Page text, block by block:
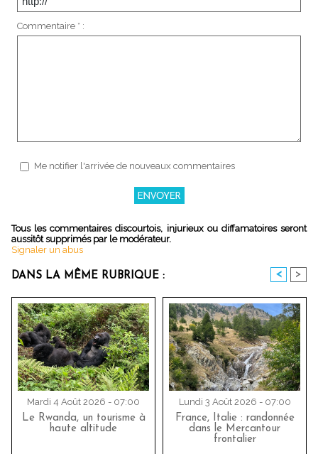
Commentaire * :
Me notifier l'arrivée de nouveaux commentaires
Tous les commentaires discourtois, injurieux ou diffamatoires seront
aussitôt supprimés par le modérateur.
Signaler un abus
DANS LA MÊME RUBRIQUE : < >
Mardi 4 Août 2026 - 07:00
Le Rwanda, un tourisme à
haute altitude
Lundi 3 Août 2026 - 07:00
France, Italie : randonnée
dans le Mercantour
frontalier